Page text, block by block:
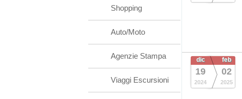
dic
19
2024
feb
02
2025
Shopping
Auto/Moto
Agenzie Stampa
Viaggi Escursioni